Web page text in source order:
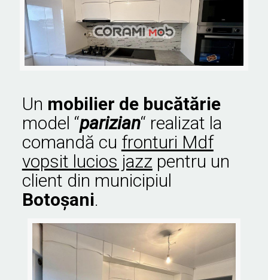
Un mobilier de bucătărie
model “parizian“ realizat la
comandă cu fronturi Mdf
vopsit lucios jazz pentru un
client din municipiul
Botoşani.